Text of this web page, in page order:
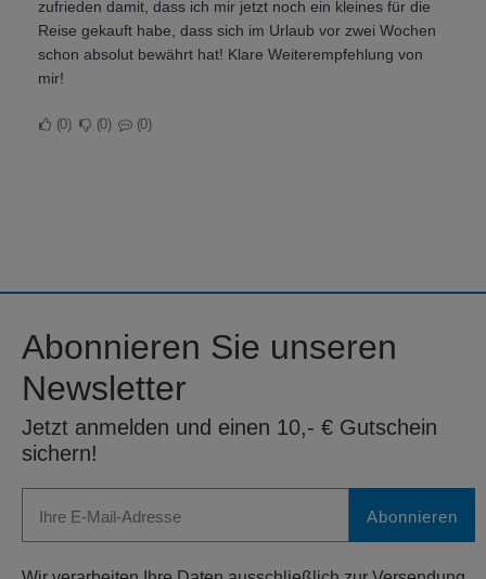
zufrieden damit, dass ich mir jetzt noch ein kleines für die
Reise gekauft habe, dass sich im Urlaub vor zwei Wochen
schon absolut bewährt hat! Klare Weiterempfehlung von
mir!
0 0 0
Abonnieren Sie unseren
Newsletter
Jetzt anmelden und einen 10,- € Gutschein
sichern!
Abonnieren